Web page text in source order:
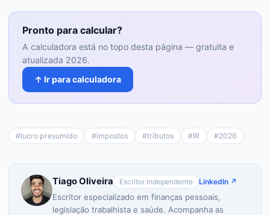
Pronto para calcular?
A calculadora está no topo desta página — gratuita e
atualizada 2026.
↑ Ir para calculadora
#lucro presumido #impostos #tributos #IR #2026
Tiago Oliveira Escritor independente LinkedIn ↗
Escritor especializado em finanças pessoais,
legislação trabalhista e saúde. Acompanha as